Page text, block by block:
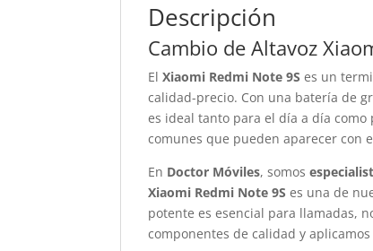
Descripción
Cambio de Altavoz
ElXiaomi Redmi Note 9S es un
calidad-precio. Con una batería de
es ideal tanto para el día a día
comunes que pueden aparecer con
En Doctor Móviles, somos
Xiaomi Redmi Note 9S es una de
potente es esencial para llamadas,
componentes de calidad y